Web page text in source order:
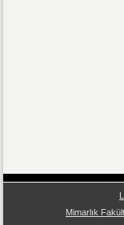
Mimarlık